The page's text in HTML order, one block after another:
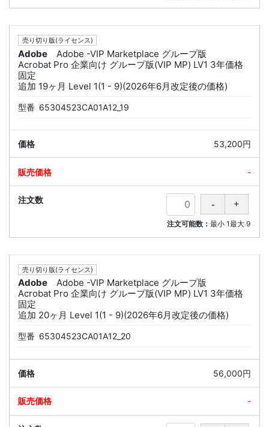
売り切り版(ライセンス)
Adobe
Adobe -VIP Marketplace グループ版
Acrobat Pro 企業向け グループ版(VIP MP) LV1 3年価格
固定
追加 19ヶ月 Level 1(1 - 9)(2026年6月改定後の価格)
型番 65304523CA01A12_19
53,200円
-
注文可能数：最小 1最大 9
売り切り版(ライセンス)
Adobe
Adobe -VIP Marketplace グループ版
Acrobat Pro 企業向け グループ版(VIP MP) LV1 3年価格
固定
追加 20ヶ月 Level 1(1 - 9)(2026年6月改定後の価格)
型番 65304523CA01A12_20
56,000円
-